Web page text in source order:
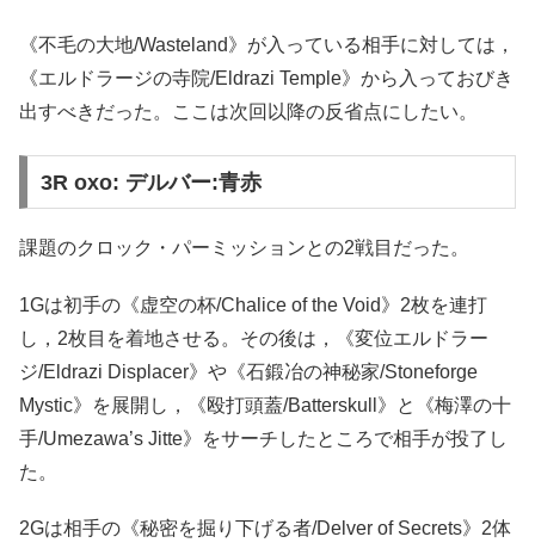
《不毛の大地/Wasteland》が入っている相手に対しては，
《エルドラージの寺院/Eldrazi Temple》から入っておびき
出すべきだった。ここは次回以降の反省点にしたい。
3R oxo: デルバー:青赤
課題のクロック・パーミッションとの2戦目だった。
1Gは初手の《虚空の杯/Chalice of the Void》2枚を連打
し，2枚目を着地させる。その後は，《変位エルドラー
ジ/Eldrazi Displacer》や《石鍛冶の神秘家/Stoneforge
Mystic》を展開し，《殴打頭蓋/Batterskull》と《梅澤の十
手/Umezawa’s Jitte》をサーチしたところで相手が投了し
た。
2Gは相手の《秘密を掘り下げる者/Delver of Secrets》2体